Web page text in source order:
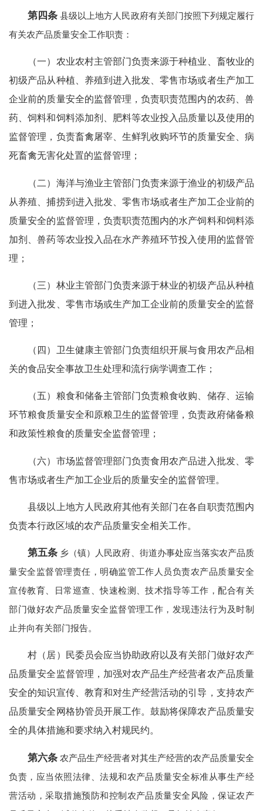
第四条 县级以上地方人民政府有关部门按照下列规定履行
有关农产品质量安全工作职责：
（一）农业农村主管部门负责来源于种植业、畜牧业的
初级产品从种植、养殖到进入批发、零售市场或者生产加工
企业前的质量安全的监督管理，负责职责范围内的农药、兽
药、饲料和饲料添加剂、肥料等农业投入品质量以及使用的
监督管理，负责畜禽屠宰、生鲜乳收购环节的质量安全、病
死畜禽无害化处置的监督管理；
（二）海洋与渔业主管部门负责来源于渔业的初级产品
从养殖、捕捞到进入批发、零售市场或者生产加工企业前的
质量安全的监督管理，负责职责范围内的水产饲料和饲料添
加剂、兽药等农业投入品在水产养殖环节投入使用的监督管
理；
（三）林业主管部门负责来源于林业的初级产品从种植
到进入批发、零售市场或生产加工企业前的质量安全的监督
管理；
（四）卫生健康主管部门负责组织开展与食用农产品相
关的食品安全事故卫生处理和流行病学调查工作；
（五）粮食和储备主管部门负责粮食收购、储存、运输
环节粮食质量安全和原粮卫生的监督管理，负责政府储备粮
和政策性粮食的质量安全监督管理；
（六）市场监督管理部门负责食用农产品进入批发、零
售市场或者生产加工企业后的质量安全的监督管理。
县级以上地方人民政府其他有关部门在各自职责范围内
负责本行政区域的农产品质量安全相关工作。
第五条 乡（镇）人民政府、街道办事处应当落实农产品质
量安全监督管理责任，明确监管工作人员负责农产品质量安全
宣传教育、日常巡查、快速检测、技术指导等工作，配合有关
部门做好农产品质量安全监督管理工作，发现违法行为及时制
止并向有关部门报告。
村（居）民委员会应当协助政府以及有关部门做好农产
品质量安全监督管理，加强对农产品生产经营者农产品质量
安全的知识宣传、教育和对生产经营活动的引导，支持农产
品质量安全网格协管员开展工作。鼓励将保障农产品质量安
全的具体措施和要求纳入村规民约。
第六条 农产品生产经营者对其生产经营的农产品质量安全
负责，应当依照法律、法规和农产品质量安全标准从事生产经
营活动，采取措施预防和控制农产品质量安全风险，保证农产